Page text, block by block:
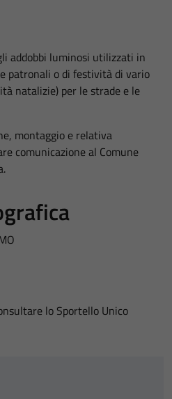
addobbi luminosi utilizzati in
patronali o di festività di vario
natalizie) per le strade e le
montaggio e relativa
comunicazione al Comune
lo Sportello Unico